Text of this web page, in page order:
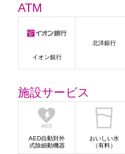
ATM
イオン銀行
北洋銀行
施設サービス
AED自動対外
式除細動機器
おいしい水
（有料）